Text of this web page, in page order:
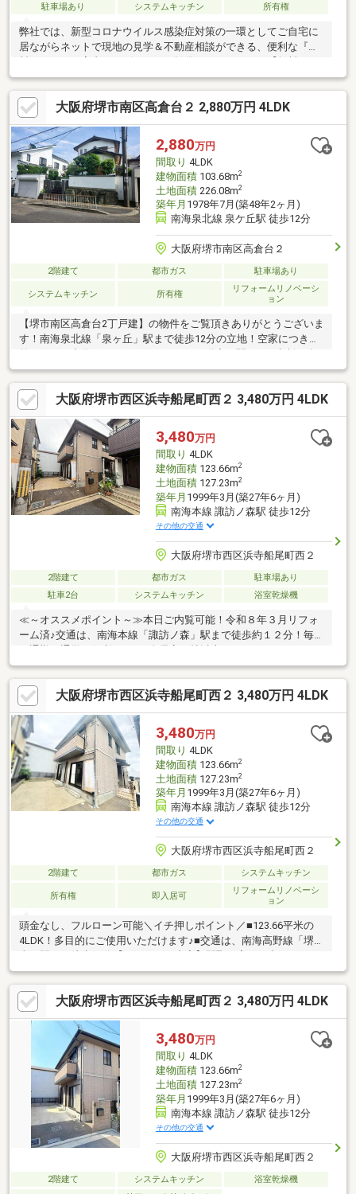
駐車場あり
システムキッチン 所有権
弊社では、新型コロナウイルス感染症対策の一環としてご自宅に
居ながらネットで現地の見学＆不動産相談ができる、便利な『無
ライン案内サービスとは！？】映像＋音声により、当社担当スタ
ッフとリアルタイムにご案内ができるサービスです。来店による
打ち合わせが不要なため、自宅からご都合の良い日時に相談する
ことが可能です。当社スタッフがビデオ通話にて、ご説明いたし
ます。お客様はご自宅のPCまたはスマートフォンの前にいるだけ
でOKです。現地案内の前に担当者をLINEに友達追加するだけで、
簡単に行うことができますのでお気軽にご相談ください♪♪
大阪府堺市南区高倉台２ 2,880万円 4LDK
2,880万円
間取り 4LDK
建物面積103.68m2
土地面積226.08m2
築年月 1978年7月(築48年2ヶ月)
南海泉北線 泉ケ丘駅 徒歩12分
大阪府堺市南区高倉台２
2階建て 都市ガス 駐車場あり
システムキッチン 所有権
リフォームリノベーシ
ョン
【堺市南区高倉台2丁戸建】の物件をご覧頂きありがとうございま
す！南海泉北線「泉ヶ丘」駅まで徒歩12分の立地！空家につき気
料査定受け付け中です＊＊＊ご遠慮なく下記までお問い合わせく
ださいませ。TEL：072-247-7283【周辺環境】・パンジョまで徒
歩5分（400ｍ）・高島屋 泉北店まで徒歩9分（650ｍ）・ローソン
堺高倉台店まで徒歩7分（550ｍ）・堺市立ビッグバンまで徒歩10
分（800ｍ）・泉北高倉小学校まで徒歩11分（850ｍ）・三原台中
学校まで徒歩7分（500ｍ）
大阪府堺市西区浜寺船尾町西２ 3,480万円 4LDK
3,480万円
間取り 4LDK
建物面積123.66m2
土地面積127.23m2
築年月 1999年3月(築27年6ヶ月)
南海本線 諏訪ノ森駅 徒歩12分
その他の交通
大阪府堺市西区浜寺船尾町西２
2階建て 都市ガス
駐車場あり
駐車2台
システムキッチン 浴室乾燥機
≪～オススメポイント～≫本日ご内覧可能！令和８年３月リフォ
ーム済♪交通は、南海本線「諏訪ノ森」駅まで徒歩約１２分！毎日
の通勤・通学に便利ですね♪全居室６帖以上の４ＬＤＫ！ライフス
タイルや家族構成に合わせて多目的にご使用いただけます♪駐車２
台可能です♪愛車の置き場所に困らないですね♪大和ハウス施工の
お家！閑静な住宅地で子育て家族にピッタリ！お気軽にお問い合
わせください。≪～利便性よい周辺環境～≫◆小学校…浜寺東小
学校まで徒歩６分◆中学校…浜寺中学校まで徒歩１２分◆スーパ
ー…サンディ諏訪ノ森店まで徒歩１２分
大阪府堺市西区浜寺船尾町西２ 3,480万円 4LDK
3,480万円
間取り 4LDK
建物面積123.66m2
土地面積127.23m2
築年月 1999年3月(築27年6ヶ月)
南海本線 諏訪ノ森駅 徒歩12分
その他の交通
大阪府堺市西区浜寺船尾町西２
2階建て 都市ガス システムキッチン
所有権 即入居可
リフォームリノベーシ
ョン
頭金なし、フルローン可能＼イチ押しポイント／■123.66平米の
4LDK！多目的にご使用いただけます♪■交通は、南海高野線「堺
ン新調、バス新調、洗面所新調、トイレ新調、クロス全て貼替、
フロアタイル張替等＼周辺環境のピックアップ／◆小学校…浜寺
小学校まで300m◆中学校…浜寺東中学校まで700m◆スーパー…サ
ンディ諏訪ノ森店まで950m◆コンビニ…セブンイレブン堺浜寺船
尾町西店まで190m＼ユースフルって／１．購入・売却・賃貸の安
心オールサポート♪２．住宅ローン取扱い銀行と多数連携で低金利
の比較可能♪
大阪府堺市西区浜寺船尾町西２ 3,480万円 4LDK
3,480万円
間取り 4LDK
建物面積123.66m2
土地面積127.23m2
築年月 1999年3月(築27年6ヶ月)
南海本線 諏訪ノ森駅 徒歩12分
その他の交通
大阪府堺市西区浜寺船尾町西２
2階建て システムキッチン
浴室乾燥機